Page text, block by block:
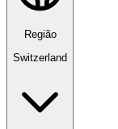
Região
Switzerland